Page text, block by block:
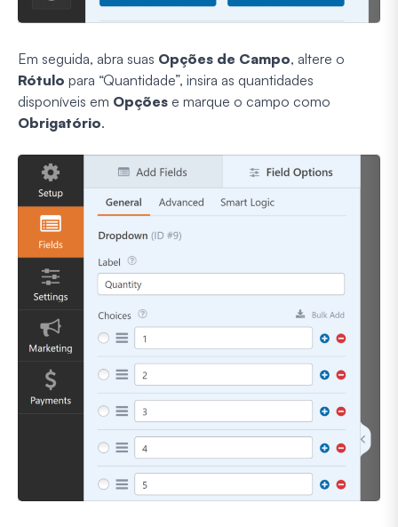
Em seguida, abra suas Opções de Campo, altere o
Rótulo para “Quantidade”, insira as quantidades
disponíveis em Opções e marque o campo como
Obrigatório.